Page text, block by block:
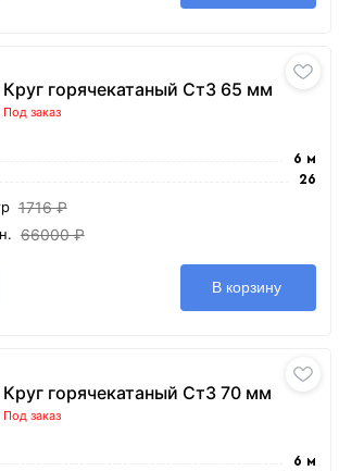
Круг горячекатаный Ст3 65 мм
Под заказ
6 м
26
1716 ₽
66000 ₽
В корзину
Круг горячекатаный Ст3 70 мм
Под заказ
6 м